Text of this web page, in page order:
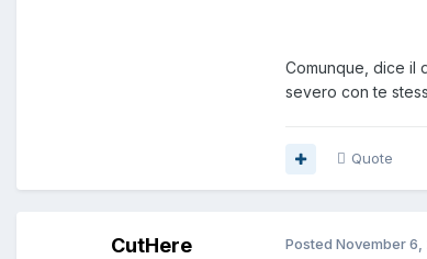
Comunque, dice il
severo con te
Quote
CutHere Posted November